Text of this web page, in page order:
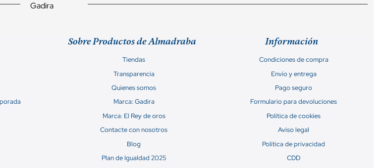
Sobre Productos de Almadraba
Tiendas
Transparencia
Quienes somos
Marca: Gadira
Marca: El Rey de oros
Contacte con nosotros
Blog
Plan de Igualdad 2025
Información
Condiciones de compra
Envío y entrega
Pago seguro
Formulario para devoluciones
Política de cookies
Aviso legal
Política de privacidad
CDD